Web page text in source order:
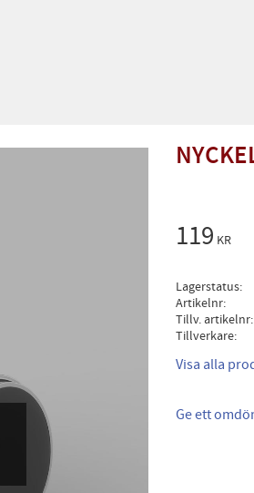
119 KR
Lagerstatus
Artikelnr
Tillv. artikelnr
Tillverkare
Visa alla
Ge ett